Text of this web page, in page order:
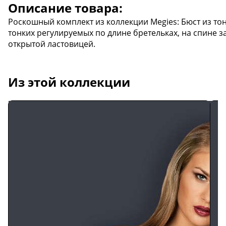
Описание товара:
Роскошный комплект из коллекции Megies: Бюст из
тонких регулируемых по длине бретельках, на спине
открытой ластовицей.
Из этой коллекции